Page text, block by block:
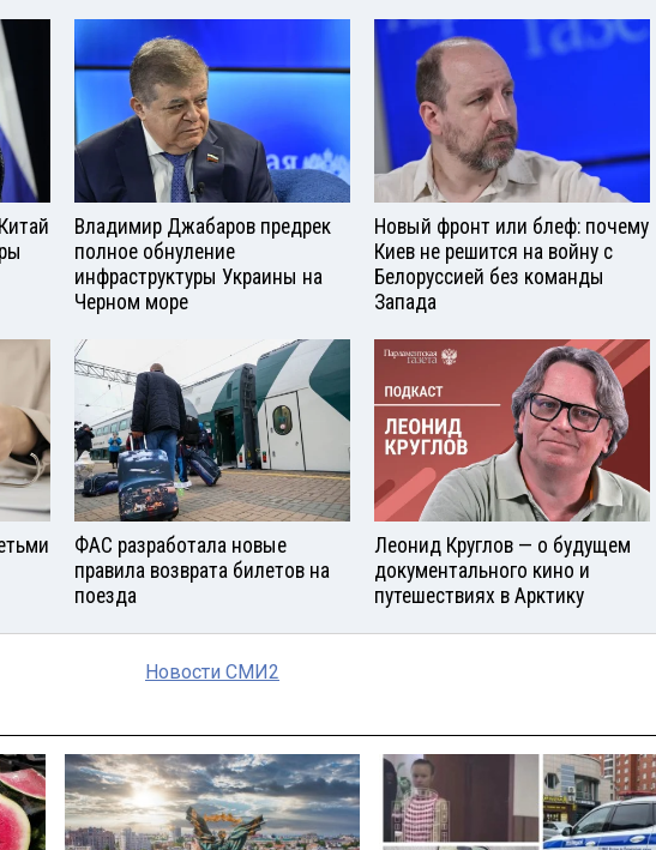
Владимир Джабаров предрек
полное обнуление
инфраструктуры Украины на
Черном море
Новый фронт или блеф: почему
Киев не решится на войну с
Белоруссией без команды
Запада
ФАС разработала новые
правила возврата билетов на
поезда
Леонид Круглов — о будущем
документального кино и
путешествиях в Арктику
Новости СМИ2